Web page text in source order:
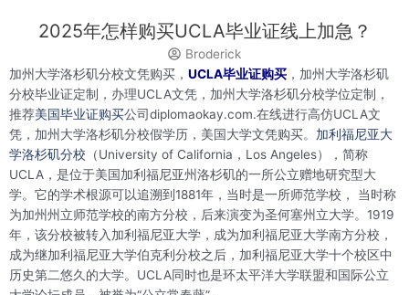
2025年怎样购买UCLA毕业证线上加急？
Broderick
加州大学洛杉矶分校文凭购买， UCLA毕业证购买 ，加州大学洛杉矶
分校毕业证定制，办理UCLA文凭，加州大学洛杉矶分校学位定制，
推荐美国毕业证购买公司diplomaokay.com.在线进行高仿UCLA文
凭，加州大学洛杉矶分校假学历，美国大学文凭购买。 加利福尼亚大
学洛杉矶分校 （University of California，Los Angeles），简称
UCLA，是位于美国加利福尼亚州洛杉矶的一所公立赠地研究型大
学。它的学术根源可以追溯到1881年，当时是一所师范学校， 当时称
为加州州立师范学校的南方分校，后来演变为圣何塞州立大学。1919
年，该分校被转入加利福尼亚大学，成为加利福尼亚大学南方分校，
成为继加利福尼亚大学伯克利分校之后，加利福尼亚大学十个校区中
历史第二悠久的大学。UCLA同时也是环太平洋大学联盟和国际公立